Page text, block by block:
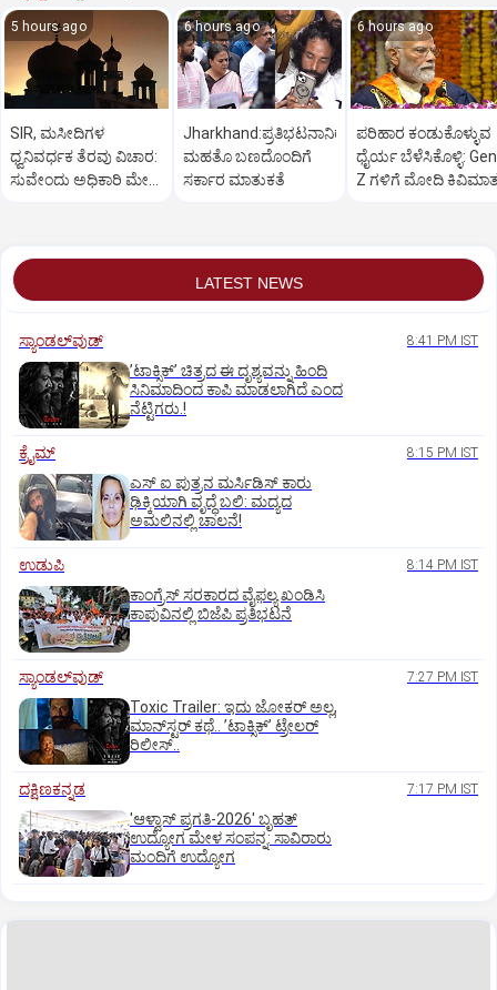
5 hours ago
SIR, ಮಸೀದಿಗಳ
ಧ್ವನಿವರ್ಧಕ ತೆರವು ವಿಚಾರ:
ಸುವೇಂದು ಅಧಿಕಾರಿ ಮೇಲೆ
6 hours ago
Jharkhand:ಪ್ರತಿಭಟನಾನಿರತ
ಮಹತೊ ಬಣದೊಂದಿಗೆ
ಸರ್ಕಾರ ಮಾತುಕತೆ
6 hours ago
ಪರಿಹಾರ ಕಂಡುಕೊಳ್ಳುವ
ಧೈರ್ಯ ಬೆಳೆಸಿಕೊಳ್ಳಿ:
Z ಗಳಿಗೆ ಮೋದಿ
LATEST NEWS
ಸ್ಯಾಂಡಲ್‌ವುಡ್‌ 8:41 PM IST
ʼಟಾಕ್ಸಿಕ್‌ʼ ಚಿತ್ರದ ಈ ದೃಶ್ಯವನ್ನು ಹಿಂದಿ
ಸಿನಿಮಾದಿಂದ ಕಾಪಿ ಮಾಡಲಾಗಿದೆ ಎಂದ
ನೆಟ್ಟಿಗರು.!
ಕ್ರೈಮ್ 8:15 PM IST
ಎಸ್ ಐ ಪುತ್ರನ ಮರ್ಸಿಡಿಸ್‌ ಕಾರು
ಢಿಕ್ಕಿಯಾಗಿ ವೃದ್ಧೆ ಬಲಿ: ಮದ್ಯದ
ಅಮಲಿನಲ್ಲಿ ಚಾಲನೆ!
ಉಡುಪಿ 8:14 PM IST
ಕಾಂಗ್ರೆಸ್ ಸರಕಾರದ ವೈಫಲ್ಯ ಖಂಡಿಸಿ
ಕಾಪುವಿನಲ್ಲಿ ಬಿಜೆಪಿ ಪ್ರತಿಭಟನೆ
ಸ್ಯಾಂಡಲ್‌ವುಡ್‌ 7:27 PM IST
Toxic Trailer: ಇದು ಜೋಕರ್‌ ಅಲ್ಲ,
ಮಾನ್‌ಸ್ಟರ್‌ ಕಥೆ.. ʼಟಾಕ್ಸಿಕ್‌ʼ ಟ್ರೇಲರ್‌
ರಿಲೀಸ್..
ದಕ್ಷಿಣಕನ್ನಡ 7:17 PM IST
'ಆಳ್ವಾಸ್‌ ಪ್ರಗತಿ-2026' ಬೃಹತ್
ಉದ್ಯೋಗ ಮೇಳ ಸಂಪನ್ನ: ಸಾವಿರಾರು
ಮಂದಿಗೆ ಉದ್ಯೋಗ